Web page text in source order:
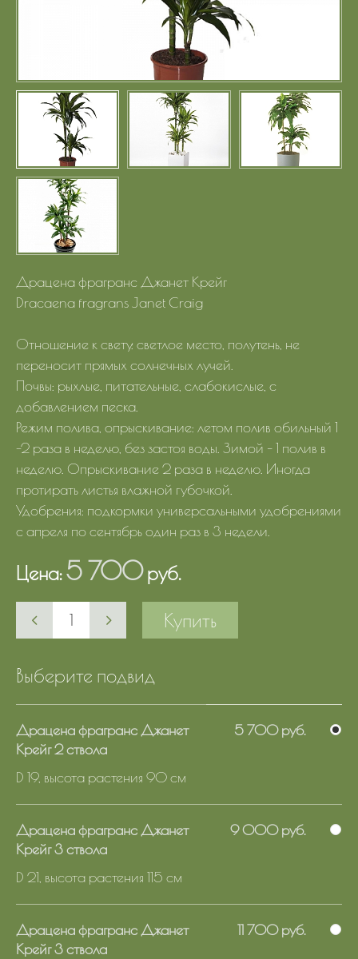
Драцена фрагранс Джанет Крейг
Dracaena fragrans Janet Craig
Отношение к свету: светлое место, полутень, не
переносит прямых солнечных лучей.
Почвы: рыхлые, питательные, слабокислые, с
добавлением песка.
Режим полива, опрыскивание: летом полив обильный 1
-2 раза в неделю, без застоя воды. Зимой – 1 полив в
неделю. Опрыскивание 2 раза в неделю. Иногда
протирать листья влажной губочкой.
Удобрения: подкормки универсальными удобрениями
с апреля по сентябрь один раз в 3 недели.
Цена:5 700руб.
Купить
Выберите подвид
Драцена фрагранс Джанет
Крейг 2 ствола
D 19, высота растения 90 см
5 700 руб.
Драцена фрагранс Джанет
Крейг 3 ствола
D 21, высота растения 115 см
9 000 руб.
Драцена фрагранс Джанет
Крейг 3 ствола
11 700 руб.